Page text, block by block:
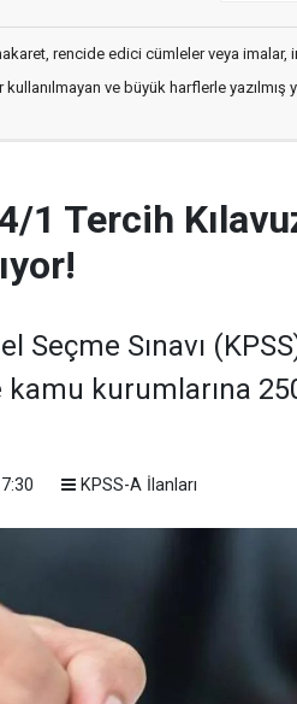
rencide edici cümleler veya imalar,
kullanılmayan ve büyük harflerle yazılmış
1 Tercih
Seçme Sınavı
kamu kurumlarına
KPSS-A İlanları